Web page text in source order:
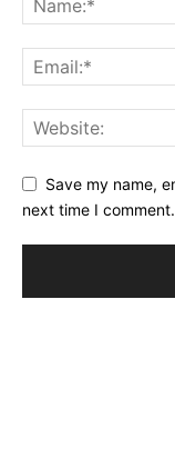
Save my name,
next time I comment.